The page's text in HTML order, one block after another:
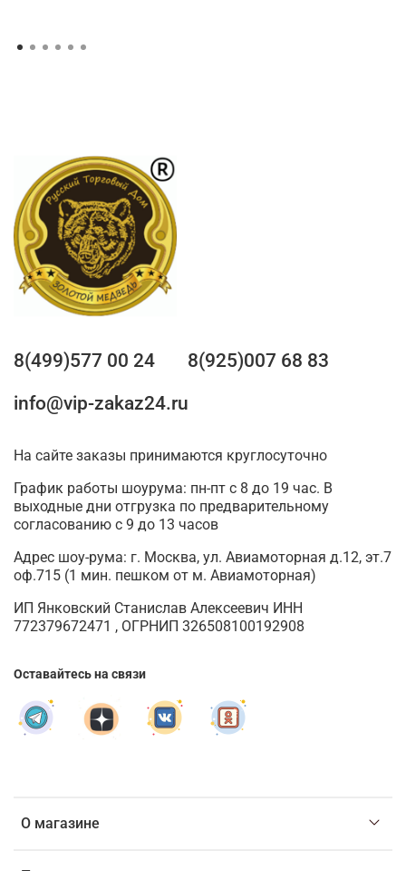
О магазине
8(499)577 00 24
8(925)007 68 83
info@vip-zakaz24.ru
На сайте заказы принимаются круглосуточно
График работы шоурума: пн-пт с 8 до 19 час. В
выходные дни отгрузка по предварительному
согласованию с 9 до 13 часов
Адрес шоу-рума: г. Москва, ул. Авиамоторная д.12, эт.7
оф.715 (1 мин. пешком от м. Авиамоторная)
ИП Янковский Станислав Алексеевич ИНН
772379672471 , ОГРНИП 326508100192908
Оставайтесь на связи